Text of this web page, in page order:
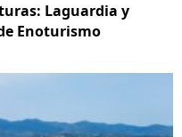
Laguardia y
Enoturismo